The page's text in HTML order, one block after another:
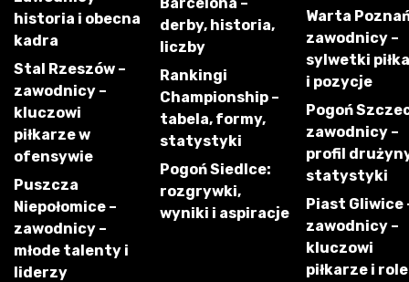
historia i obecna
kadra
Stal Rzeszów –
zawodnicy –
kluczowi
piłkarze w
ofensywie
Puszcza
Niepołomice –
zawodnicy –
młode talenty i
liderzy
derby, historia,
liczby
Rankingi
Championship –
tabela, formy,
statystyki
Pogoń Siedlce:
rozgrywki,
wyniki i aspiracje
Warta
zawodnicy –
sylwetki
i pozycje
Pogoń
zawodnicy –
profil
statystyki
Piast Gliwice
zawodnicy –
kluczowi
piłkarze i role